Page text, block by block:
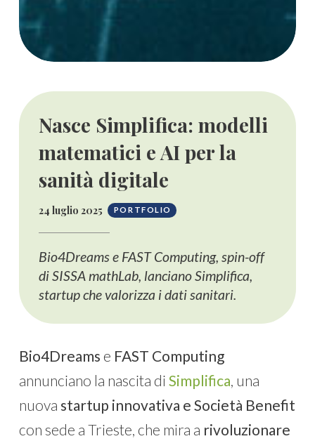
Nasce Simplifica: modelli
matematici e AI per la
sanità digitale
24 luglio 2025 PORTFOLIO
Bio4Dreams e FAST Computing, spin-off
di SISSA mathLab, lanciano Simplifica,
startup che valorizza i dati sanitari.
Bio4Dreams e FAST Computing
annunciano la nascita di Simplifica , una
nuova startup innovativa e Società Benefit
con sede a Trieste, che mira a rivoluzionare